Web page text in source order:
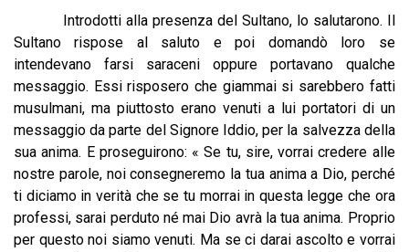
Introdotti alla presenza del Sultano, lo salutarono. Il
Sultano rispose al saluto e poi domandò loro se
intendevano farsi saraceni oppure portavano qualche
messaggio. Essi risposero che giammai si sarebbero fatti
musulmani, ma piuttosto erano venuti a lui portatori di un
messaggio da parte del Signore Iddio, per la salvezza della
sua anima. E proseguirono: « Se tu, sire, vorrai credere alle
nostre parole, noi consegneremo la tua anima a Dio, perché
ti diciamo in verità che se tu morrai in questa legge che ora
professi, sarai perduto né mai Dio avrà la tua anima. Proprio
per questo noi siamo venuti. Ma se ci darai ascolto e vorrai